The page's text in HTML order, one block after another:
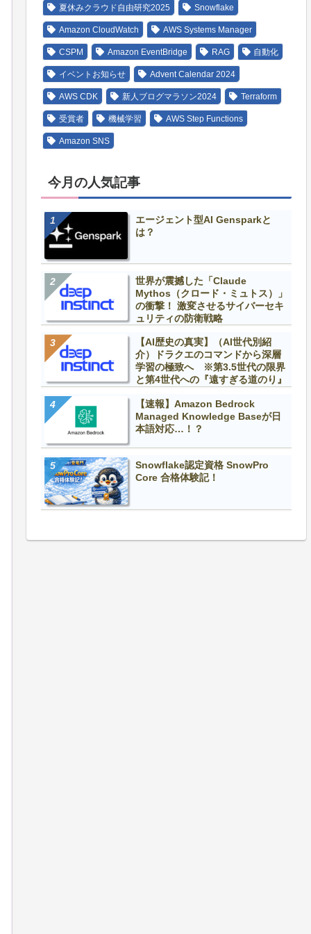
夏休みクラウド自由研究2025 Snowflake
Amazon CloudWatch AWS Systems Manager
CSPM Amazon EventBridge RAG 自動化
イベントお知らせ Advent Calendar 2024
AWS CDK 新人ブログマラソン2024 Terraform
受賞者 機械学習 AWS Step Functions
Amazon SNS
今月の人気記事
エージェント型AI Gensparkと
は？
世界が震撼した「Claude
Mythos（クロード・ミュトス）」
の衝撃！ 激変させるサイバーセキ
ュリティの防衛戦略
【AI歴史の真実】（AI世代別紹
介）ドラクエのコマンドから深層
学習の極致へ ※第3.5世代の限界
と第4世代への『遠すぎる道のり』
【速報】Amazon Bedrock
Managed Knowledge Baseが日
本語対応…！？
Snowflake認定資格 SnowPro
Core 合格体験記！